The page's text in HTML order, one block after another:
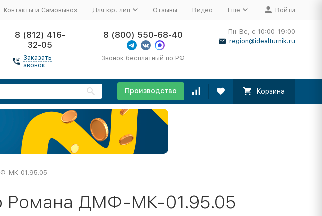
Контакты и Самовывоз Для юр. лиц Отзывы Видео Ещё Войти
8 (812) 416-
32-05
Заказать
звонок
8 (800) 550-68-40
Звонок бесплатный по РФ
Пн-Вс, с 10:00-19:00
region@idealturnik.ru
Производство Корзина
МК-01.95.05
Романа ДМФ-МК-01.95.05